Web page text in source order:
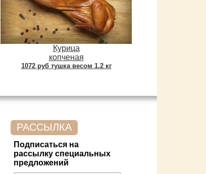
Курица
копченая
1072 руб тушка весом 1.2 кг
РАССЫЛКА
Подписаться на
рассылку специальных
предложений